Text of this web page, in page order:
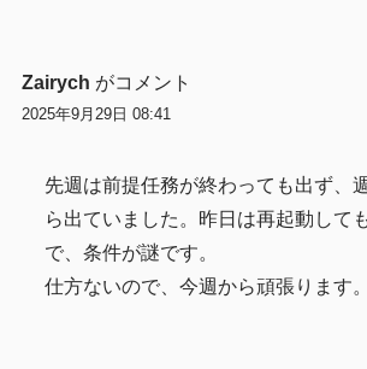
Zairych がコメント
2025年9月29日 08:41
先週は前提任務が終わっても出ず、
ら出ていました。昨日は再起動して
で、条件が謎です。
仕方ないので、今週から頑張ります。